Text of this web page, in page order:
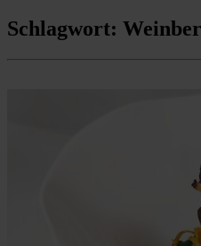
Schlagwort: